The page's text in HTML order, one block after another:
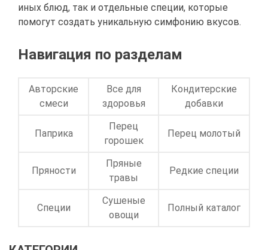
иных блюд, так и отдельные специи, которые
помогут создать уникальную симфонию вкусов.
Навигация по разделам
Авторские
смеси
Все для
здоровья
Кондитерские
добавки
Паприка
Перец
горошек
Перец молотый
Пряности
Пряные
травы
Редкие специи
Специи
Сушеные
овощи
Полный каталог